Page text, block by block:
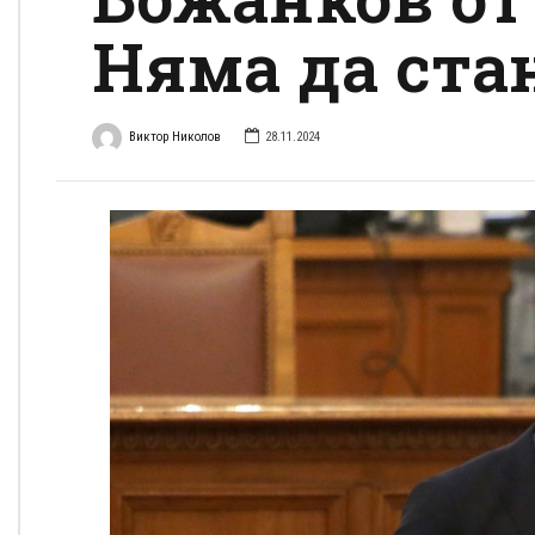
Няма да
Виктор Николов 28.11.2024